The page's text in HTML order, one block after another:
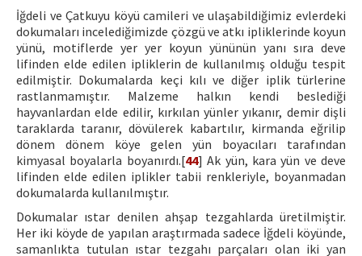
İğdeli ve Çatkuyu köyü camileri ve ulaşabildiğimiz evlerdeki
dokumaları incelediğimizde çözgü ve atkı ipliklerinde koyun
yünü, motiflerde yer yer koyun yününün yanı sıra deve
lifinden elde edilen ipliklerin de kullanılmış olduğu tespit
edilmiştir. Dokumalarda keçi kılı ve diğer iplik türlerine
rastlanmamıştır. Malzeme halkın kendi beslediği
hayvanlardan elde edilir, kırkılan yünler yıkanır, demir dişli
taraklarda taranır, dövülerek kabartılır, kirmanda eğrilip
dönem dönem köye gelen yün boyacıları tarafından
kimyasal boyalarla boyanırdı.[44] Ak yün, kara yün ve deve
lifinden elde edilen iplikler tabii renkleriyle, boyanmadan
dokumalarda kullanılmıştır.
Dokumalar ıstar denilen ahşap tezgahlarda üretilmiştir.
Her iki köyde de yapılan araştırmada sadece İğdeli köyünde,
samanlıkta tutulan ıstar tezgahı parçaları olan iki yan